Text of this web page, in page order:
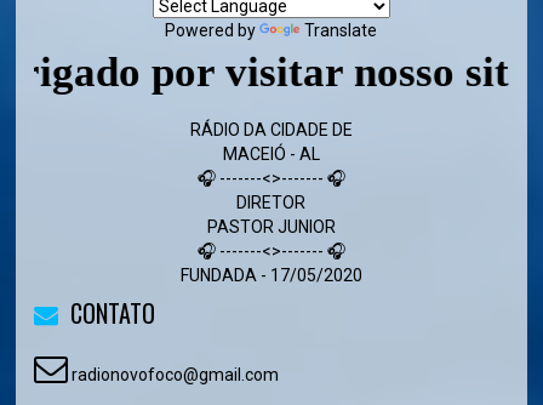
Powered by Translate
por visitar nosso site -
RÁDIO DA CIDADE DE
MACEIÓ - AL
🎧 -------<>------- 🎧
DIRETOR
PASTOR JUNIOR
🎧 -------<>------- 🎧
FUNDADA - 17/05/2020
CONTATO
radionovofoco@gmail.com